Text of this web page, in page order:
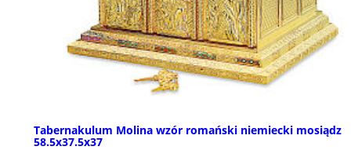
Tabernakulum Molina wzór romański niemiecki mosiądz
58.5x37.5x37